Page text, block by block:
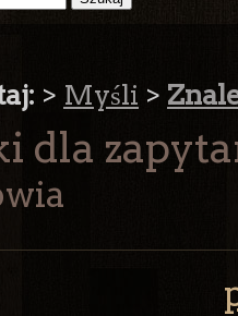
> Myśli >
dla